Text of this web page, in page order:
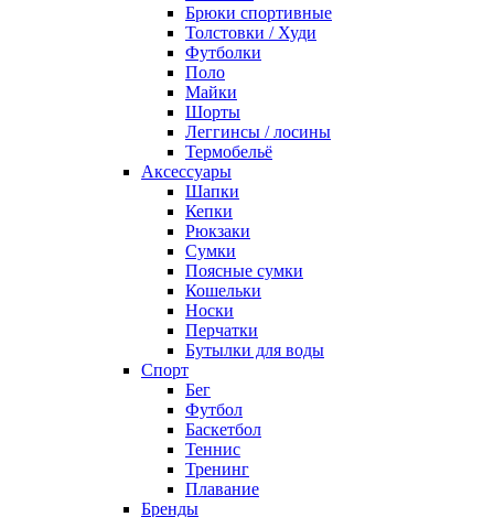
Брюки спортивные
Толстовки / Худи
Футболки
Поло
Майки
Шорты
Леггинсы / лосины
Термобельё
Аксессуары
Шапки
Кепки
Рюкзаки
Сумки
Поясные сумки
Кошельки
Носки
Перчатки
Бутылки для воды
Спорт
Бег
Футбол
Баскетбол
Теннис
Тренинг
Плавание
Бренды